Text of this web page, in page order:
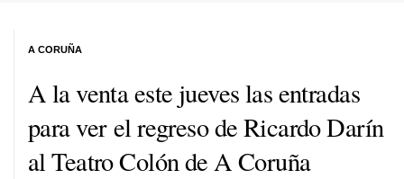
A la venta este jueves las entradas
para ver el regreso de Ricardo Darín
al Teatro Colón de A Coruña
A CORUÑA